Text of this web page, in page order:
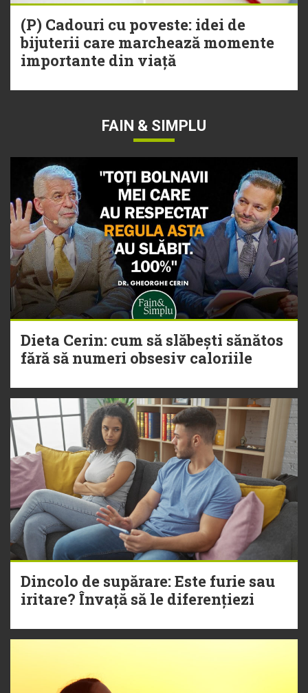
(P) Cadouri cu poveste: idei de
bijuterii care marchează momente
importante din viață
FAIN & SIMPLU
Dieta Cerin: cum să slăbești sănătos
fără să numeri obsesiv caloriile
Dincolo de supărare: Este furie sau
iritare? Învață să le diferențiezi